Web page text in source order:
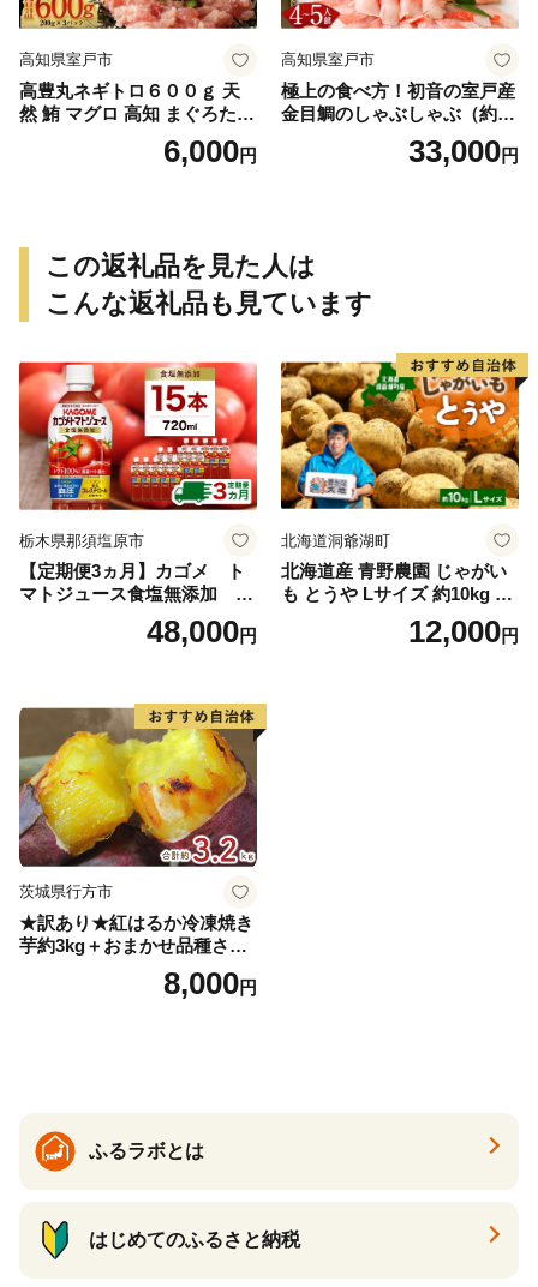
高知県室戸市
高豊丸ネギトロ６００ｇ 天
然 鮪 マグロ 高知 まぐろたた
き ねぎとろ 冷凍 小分け 便利
6,000円
高知県室戸市
極上の食べ方！初音の室戸産
金目鯛のしゃぶしゃぶ（約４
33,000円
この返礼品を見た人は
こんな返礼品も見ています
栃木県那須塩原市
【定期便3ヵ月】カゴメ ト
マトジュース食塩無添加 72
0ml PET×15本 1ケース 毎月
届く 3ヵ月 3回コース ns001-
48,000円
北海道洞爺湖町
北海道産 青野農園 じゃがい
も とうや Lサイズ 約10kg 20
26年10月初旬～12月下旬頃お
届け 先行予約 北海道 ジャガ
12,000円
茨城県行方市
★訳あり★紅はるか冷凍焼き
芋約3kg＋おまかせ品種さつ
まいも 合計約3.2kg｜さつ
まいも サツマイモ さつま芋
8,000円
ふるラボとは
はじめてのふるさと納税